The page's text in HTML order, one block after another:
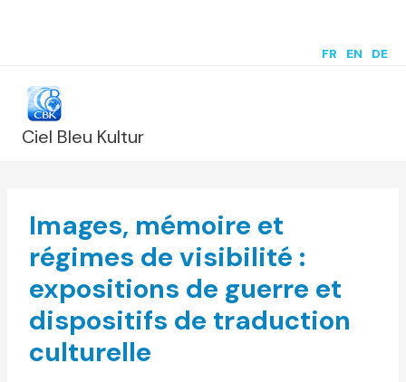
FR EN DE
Ciel Bleu Kultur
Images, mémoire et
régimes de visibilité :
expositions de guerre et
dispositifs de traduction
culturelle